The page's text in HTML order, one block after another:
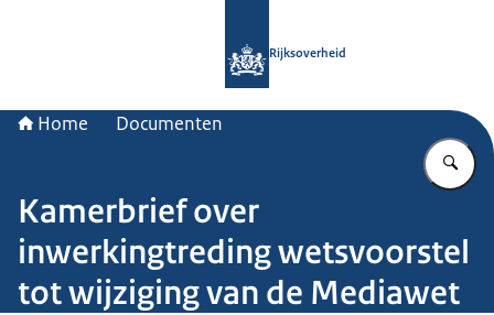
Rijksoverheid
Home Documenten
Kamerbrief over
inwerkingtreding wetsvoorstel
tot wijziging van de Mediawet